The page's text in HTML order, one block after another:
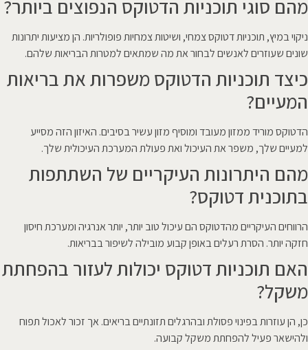
מהם סוגי תוכניות הדטוקס הנפוצים ביותר?
ניקוי במיץ, תוכניות דטוקס צמחי, ושיטות צמחיות פופולריות. הן מציעות יתרונות
שונים שעוזרים לאנשים לבחור את מה שמתאים למטרות הבריאות שלהם.
כיצד תוכניות הדטוקס משפרות את בריאות
המעיים?
הדטוקס מוריד ממזון מעובד ומוסיף מזון עשיר בסיבים. האיזון הזה מסייע
למעיים שלך, משפר את העיכול ואת פעולת המערכת העיכולית שלך.
מהם היתרונות העיקריים של השתתפות
בתוכנית דטוקס?
הרווחים העיקריים מהדטוקס הם עיכול טוב יותר, יותר אנרגיה ומערכת חיסון
חזקה יותר. הסרת רעלים באופן קבוע מובילה לשיפור בבריאות.
האם תוכניות דטוקס יכולות לעזור בהפחתת
משקל?
כן, הן עוזרות בפינוי פסולת ובהרגלים תזונתיים בריאים. אך זכור לאכול תפוח
ולהישאר פעיל להפחתת משקל קבועה.